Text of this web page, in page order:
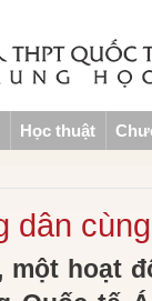
Học thuật
dân
một hoạt